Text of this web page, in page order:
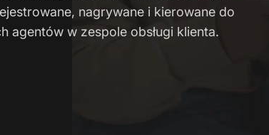
nagrywane i kierowane do
agentów w zespole obsługi klienta.